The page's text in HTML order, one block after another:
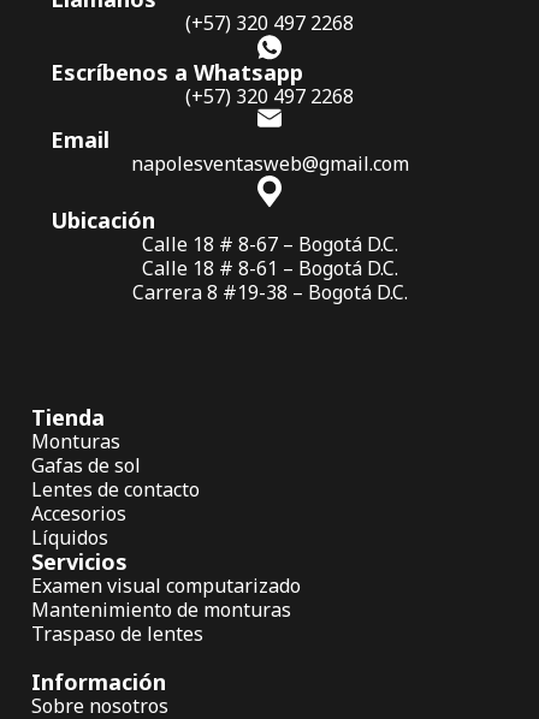
(+57) 320 497 2268
Escríbenos a Whatsapp
(+57) 320 497 2268
Email
napolesventasweb@gmail.com
Ubicación
Calle 18 # 8-67 – Bogotá D.C.
Calle 18 # 8-61 – Bogotá D.C.
Carrera 8 #19-38 – Bogotá D.C.
Tienda
Monturas
Gafas de sol
Lentes de contacto
Accesorios
Líquidos
Servicios
Examen visual computarizado
Mantenimiento de monturas
Traspaso de lentes
Información
Sobre nosotros